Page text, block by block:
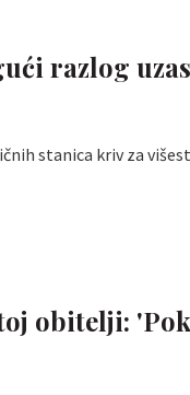
razlog
stanica kriv za
obitelji: